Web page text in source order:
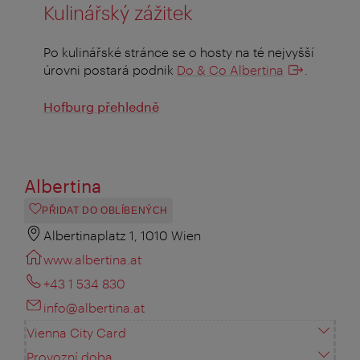
Kulinářský zážitek
Po kulinářské stránce se o hosty na té nejvyšší
úrovni postará podnik Do & Co Albertina
Hofburg přehledně
Albertina
PŘIDAT DO OBLÍBENÝCH
Albertinaplatz 1, 1010 Wien
www.albertina.at
+43 1 534 830
info@albertina.at
Vienna City Card
Provozní doba